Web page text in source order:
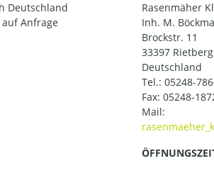
Deutschland
Anfrage
Rasenmäher
Inh. M.
Brockstr. 11
33397 Rietberg
Deutschland
Tel.: 05248-
Fax: 05248-
Mail: